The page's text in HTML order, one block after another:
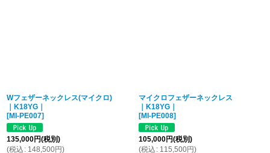
Wフェザーネックレス(マイクロ)
｜K18YG｜
[MI-PE007]
135,000円(税別)
(税込 : 148,500円)
マイクロフェザーネックレス
｜K18YG｜
[MI-PE008]
105,000円(税別)
(税込 : 115,500円)